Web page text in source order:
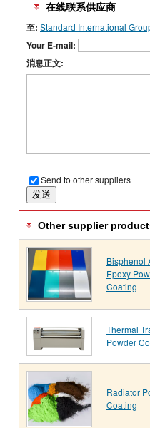
在线联系供应商
至: Standard International
Your E-mail:
消息正文:
Send to other suppliers
Other supplier
Bisphenol
Epoxy
Coating
Thermal
Powder
Radiator
Coating